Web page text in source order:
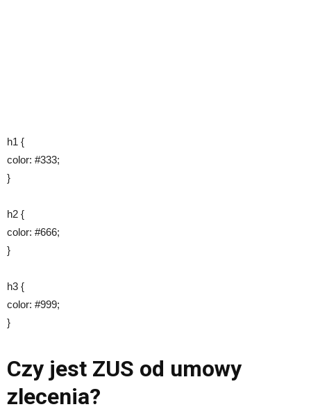
h1 {
color: #333;
}
h2 {
color: #666;
}
h3 {
color: #999;
}
Czy jest ZUS od umowy
zlecenia?